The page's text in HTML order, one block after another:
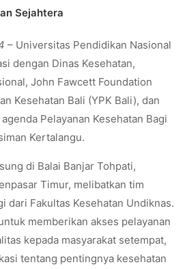
Sejahtera
– Universitas Pendidikan Nasional
dengan Dinas Kesehatan,
John Fawcett Foundation
Kesehatan Bali (YPK Bali), dan
Pelayanan Kesehatan Bagi
Kertalangu.
di Balai Banjar Tohpati,
Timur, melibatkan tim
dari Fakultas Kesehatan Undiknas.
memberikan akses pelayanan
kepada masyarakat setempat,
tentang pentingnya kesehatan